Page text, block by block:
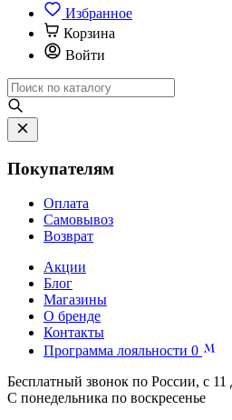
Избранное
Корзина
Войти
Покупателям
Оплата
Самовывоз
Возврат
Акции
Блог
Магазины
О бренде
Контакты
Программа лояльности 0
Бесплатный звонок по России, с
С понедельника по воскресенье